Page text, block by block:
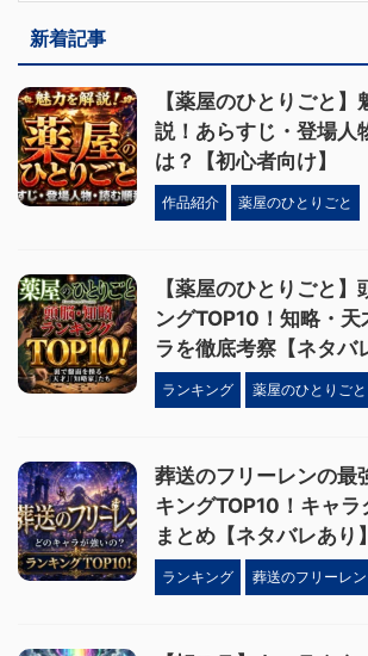
新着記事
【薬屋のひとりごと
説！あらすじ・登場人
は？【初心者向け】
作品紹介 薬屋のひとりごと
【薬屋のひとりごと
ングTOP10！知略・天
ラを徹底考察【ネタバ
ランキング 薬屋のひとりごと
葬送のフリーレンの最
キングTOP10！キャ
まとめ【ネタバレあり】
ランキング 葬送のフリーレン